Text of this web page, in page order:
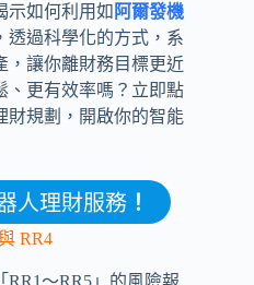
示如何利用如 阿爾發機
透過科學化的方式，系
，讓你離財務目標更近
、更有效率嗎？立即點
財規劃，開啟你的智能
人理財服務 ！
RR4
～RR5」的風險報